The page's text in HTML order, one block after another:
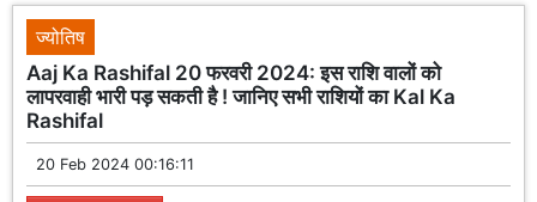
ज्योतिष
Aaj Ka Rashifal 20 फरवरी 2024: इस राशि वालों को
लापरवाही भारी पड़ सकती है ! जानिए सभी राशियों का Kal Ka
Rashifal
20 Feb 2024 00:16:11